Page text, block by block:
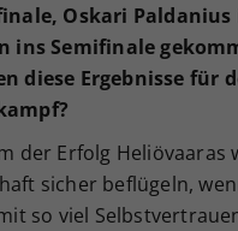
Oskari Paldanius
ins Semifinale
diese Ergebnisse für
der Erfolg Heliövaaras
sicher beflügeln,
so viel